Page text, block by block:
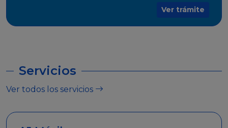
Ver trámite
Servicios
Ver todos los servicios